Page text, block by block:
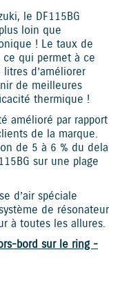
le DF115BG
loin que
! Le taux de
ce qui permet à ce
d’améliorer
de meilleures
thermique !
amélioré par rapport
de la marque.
de 5 à 6 % du dela
sur une plage
d’air spéciale
de résonateur
à toutes les allures.
bord sur le ring -